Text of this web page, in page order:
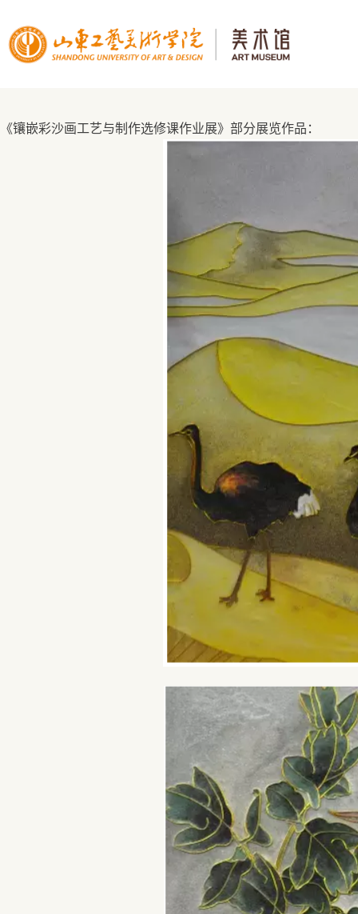
《镶嵌彩沙画工艺与制作选修课作业展》部分展览作品：